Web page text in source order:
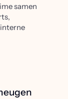
samen